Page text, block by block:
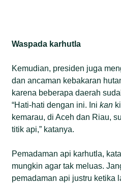
Waspada karhutla
Kemudian, presiden juga
dan ancaman kebakaran
karena beberapa daerah
“Hati-hati dengan ini. Inikan
kemarau, di Aceh dan Riau,
titik api,” katanya.
Pemadaman api karhutla,
mungkin agar tak meluas.
pemadaman api justru ketika